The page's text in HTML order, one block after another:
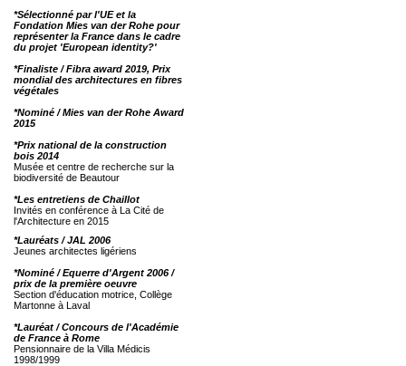
*Sélectionné par l'UE et la
Fondation Mies van der Rohe pour
représenter la France dans le cadre
du projet 'European identity?'
*Finaliste / Fibra award 2019, Prix
mondial des architectures en fibres
végétales
*Nominé / Mies van der Rohe Award
2015
*Prix national de la construction
bois 2014
Musée et centre de recherche sur la
biodiversité de Beautour
*Les entretiens de Chaillot
Invités en conférence à La Cité de
l'Architecture en 2015
*Lauréats / JAL 2006
Jeunes architectes ligériens
*Nominé / Equerre d'Argent 2006 /
prix de la première oeuvre
Section d'éducation motrice, Collège
Martonne à Laval
*Lauréat / Concours de l'Académie
de France à Rome
Pensionnaire de la Villa Médicis
1998/1999